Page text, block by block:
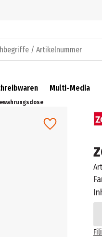
/ Artikelnummer
Multi-Media